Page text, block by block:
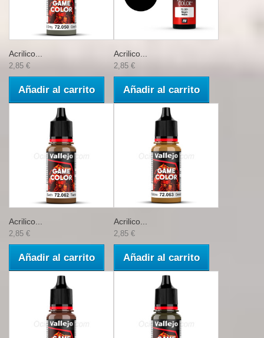
Acrilico...
2,85 €
Añadir al carrito
Acrilico...
2,85 €
Añadir al carrito
Acrilico...
2,85 €
Añadir al carrito
Acrilico...
2,85 €
Añadir al carrito